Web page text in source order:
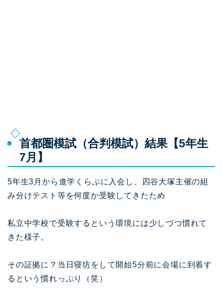
首都圏模試（合判模試）結果【5年生
7月】
5年生3月から進学くらぶに入会し、四谷大塚主催の組
み分けテスト等を何度か受験してきたため
私立中学校で受験するという環境には少しづつ慣れて
きた様子。
その証拠に？当日寝坊をして開始5分前に会場に到着す
るという慣れっぷり（笑）